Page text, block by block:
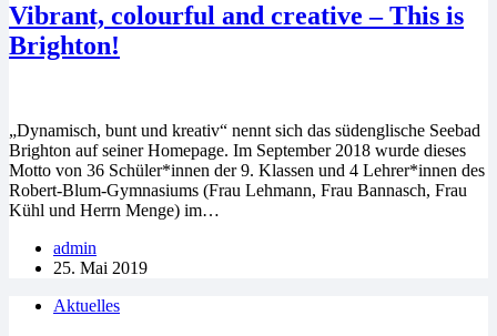
Vibrant, colourful and creative – This is
Brighton!
„Dynamisch, bunt und kreativ“ nennt sich das südenglische Seebad
Brighton auf seiner Homepage. Im September 2018 wurde dieses
Motto von 36 Schüler*innen der 9. Klassen und 4 Lehrer*innen des
Robert-Blum-Gymnasiums (Frau Lehmann, Frau Bannasch, Frau
Kühl und Herrn Menge) im…
admin
25. Mai 2019
Aktuelles